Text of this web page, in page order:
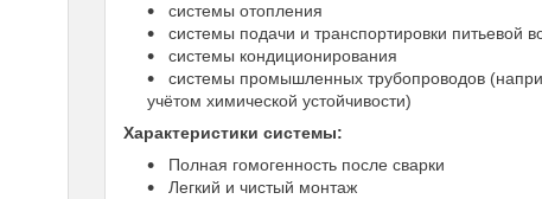
системы отопления
системы подачи и транспортировки питьевой
системы кондиционирования
системы промышленных трубопроводов
учётом химической устойчивости)
Характеристики системы:
Полная гомогенность после сварки
Легкий и чистый монтаж